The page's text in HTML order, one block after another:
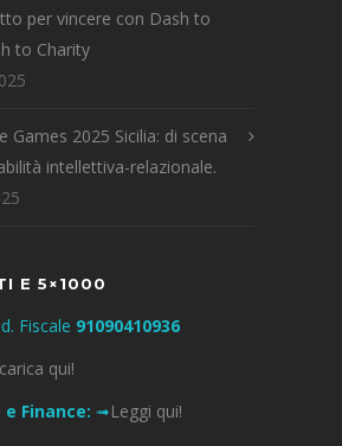
per vincere con Dash to
to Charity
Games 2025 Sicilia: di scena
intellettiva-relazionale.
E 5×1000
Fiscale 91090410936
qui!
Finance: ➟Leggi qui!